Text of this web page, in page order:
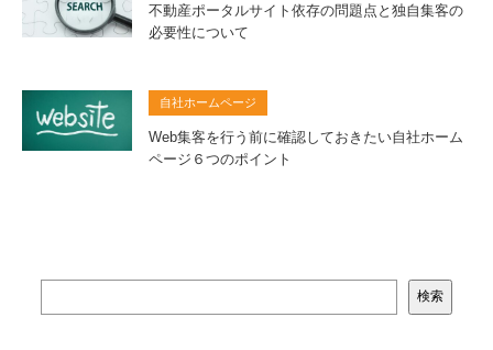
不動産ポータルサイト依存の問題点と独自集客の
必要性について
自社ホームページ
Web集客を行う前に確認しておきたい自社ホーム
ページ６つのポイント
検索